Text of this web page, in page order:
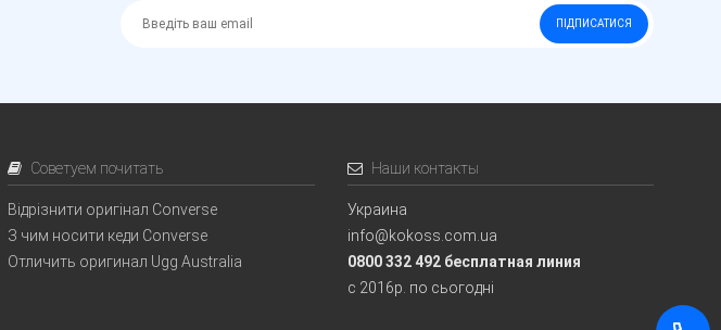
ПІДПИСАТИСЯ
Советуем почитать
Відрізнити оригінал Converse
З чим носити кеди Converse
Отличить оригинал Ugg Australia
Наши контакты
Украина
info@kokoss.com.ua
0800 332 492 бесплатная линия
с 2016р. по сьогодні